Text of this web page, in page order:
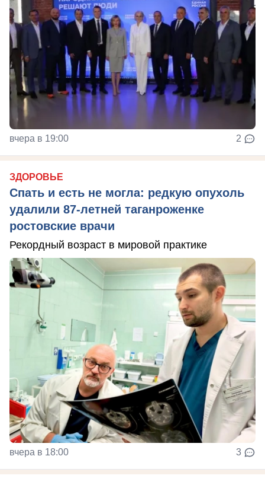
вчера в 19:00 2
ЗДОРОВЬЕ
Спать и есть не могла: редкую опухоль
удалили 87-летней таганроженке
ростовские врачи
Рекордный возраст в мировой практике
вчера в 18:00 3